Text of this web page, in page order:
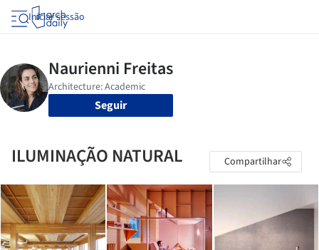
Iniciar sessão
Seguir
ILUMINAÇÃO NATURAL Compartilhar